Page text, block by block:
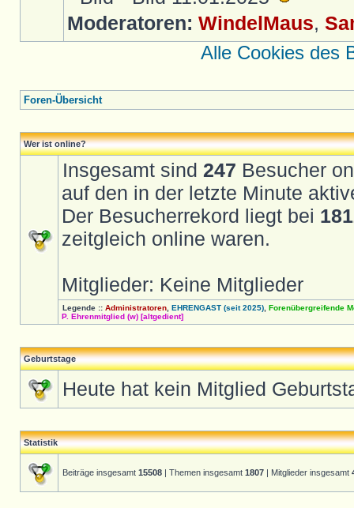
Moderatoren: WindelMaus,
Alle Cookies des
Foren-Übersicht
Wer ist online?
Insgesamt sind 247 Besucher
auf den in der letzte Minute
Der Besucherrekord liegt bei
zeitgleich online waren.
Mitglieder: Keine Mitglieder
Legende :: Administratoren EHRENGAST (seit 2025) Forenübergreifende
P. Ehrenmitglied (w) [altgedient]
Geburtstage
Heute hat kein Mitglied
Statistik
Beiträge insgesamt 15508 | Themen insgesamt 1807 | Mitglieder insgesamt